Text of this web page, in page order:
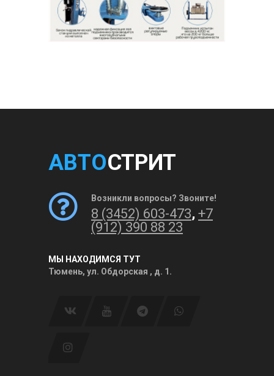
АВТОСТРИТ
Возникли вопросы? Звоните!
8 (3452) 603-473, +7
(912) 390 88 23
МЫ НАХОДИМСЯ ТУТ
Тюмень, ул. Обдорская , д. 1.